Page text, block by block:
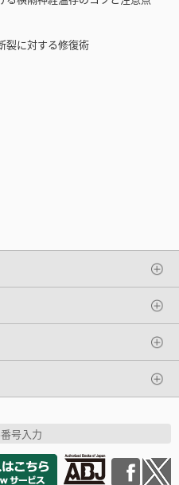
裂に対する修復術
号入力